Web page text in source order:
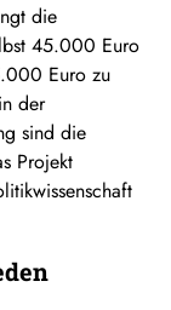
die
45.000 Euro
Euro zu
der
sind die
Projekt